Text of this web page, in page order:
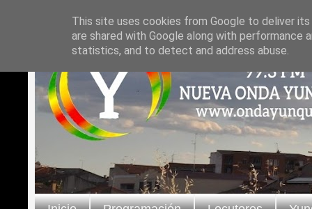
This site uses cookies from Google to deliver
are shared with Google along with
statistics, and to detect and address abuse.